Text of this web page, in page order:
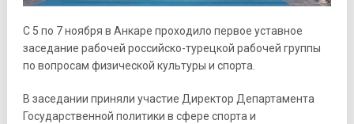
С 5 по 7 ноября в Анкаре проходило первое уставное
заседание рабочей российско-турецкой рабочей группы
по вопросам физической культуры и спорта.
В заседании приняли участие Директор Департамента
Государственной политики в сфере спорта и